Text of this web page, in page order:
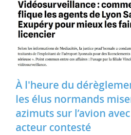
À l'heure du
les élus normands
azimuts sur l’avion
acteur contesté